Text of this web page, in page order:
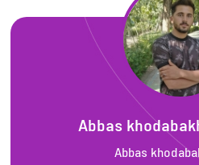
Abbas